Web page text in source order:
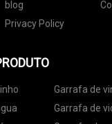
blog
Privacy Policy
Garrafa de
Garrafa de